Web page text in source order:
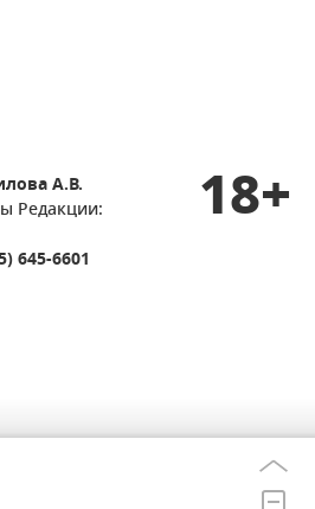
А.В.
Редакции:
645-6601
18+
Удар дрона по
берегов Ялты: